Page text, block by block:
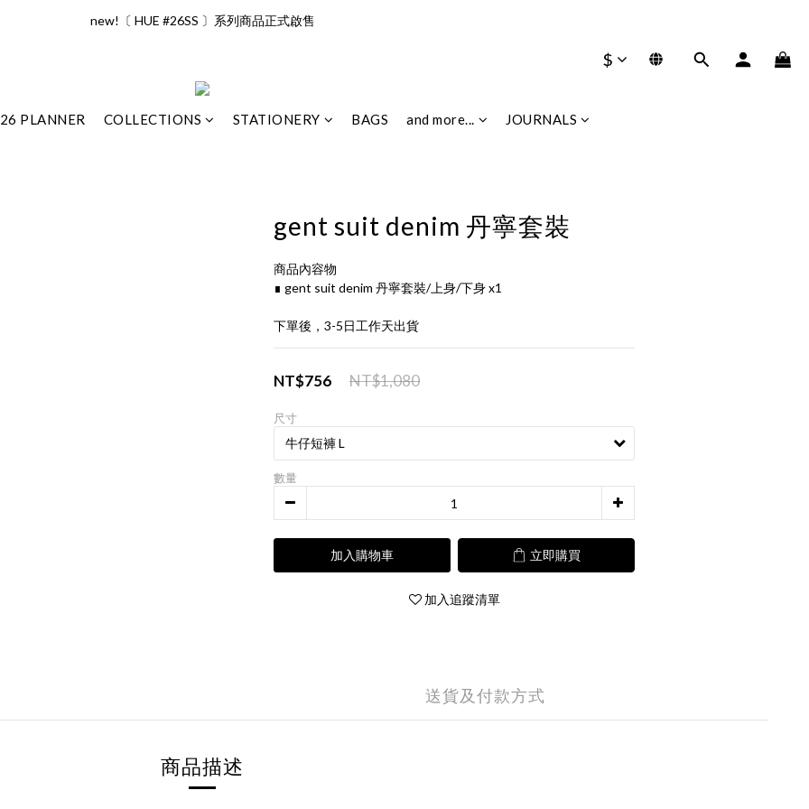
全館滿兩千享免運優惠（限台灣地區）
new!〔 HUE #26SS 〕系列商品正式啟售
$
PLANNER COLLECTIONS STATIONERY BAGS and more... JOURNALS
gent suit denim 丹寧套裝
商品內容物
∎ gent suit denim 丹寧套裝/上身/下身 x1
下單後，3-5日工作天出貨
NT$1,080
NT$756
尺寸
數量
加入購物車 立即購買
加入追蹤清單
送貨及付款方式
商品描述
立即購買